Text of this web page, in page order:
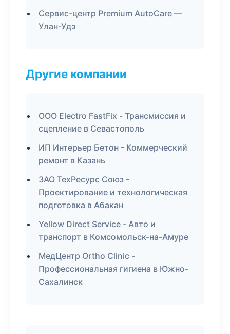
Сервис-центр Premium AutoCare —
Улан-Удэ
Другие компании
ООО Electro FastFix - Трансмиссия и
сцепление в Севастополь
ИП Интерьер Бетон - Коммерческий
ремонт в Казань
ЗАО ТехРесурс Союз -
Проектирование и технологическая
подготовка в Абакан
Yellow Direct Service - Авто и
транспорт в Комсомольск-на-Амуре
МедЦентр Ortho Clinic -
Профессиональная гигиена в Южно-
Сахалинск